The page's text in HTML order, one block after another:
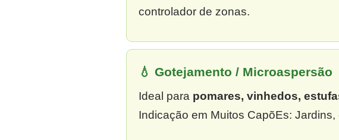
controlador de zonas.
💧 Gotejamento / Microaspersão
Ideal para pomares, vinhedos,
Indicação em Muitos CapõEs: